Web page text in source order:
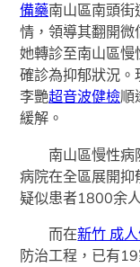
備藥南山區南頭
情，領導其翻開
她轉診至南山區慢
確診為抑郁狀況。
李艷超音波健檢順
緩解。
南山區慢性病
病院在全區展開抑
疑似患者1800余
而在新竹 成
防治工程，已有